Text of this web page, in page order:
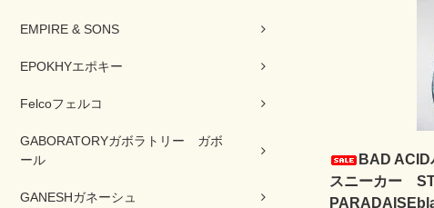
EMPIRE & SONS
EPOKHYエポキー
Felcoフェルコ
GABORATORYガボラトリー ガボ
ール
GANESHガネーシュ
BAD ACID
スニーカー